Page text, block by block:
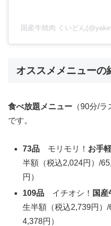
国産牛焼肉 くいどん
オススメメニューの
食べ放題メニュー （90分/
です。
73品 モリモリ！ お手
半額（税込2,024円）/
円）
109品 イチオシ！ 国産
生半額（税込2,739円）
4,378円）